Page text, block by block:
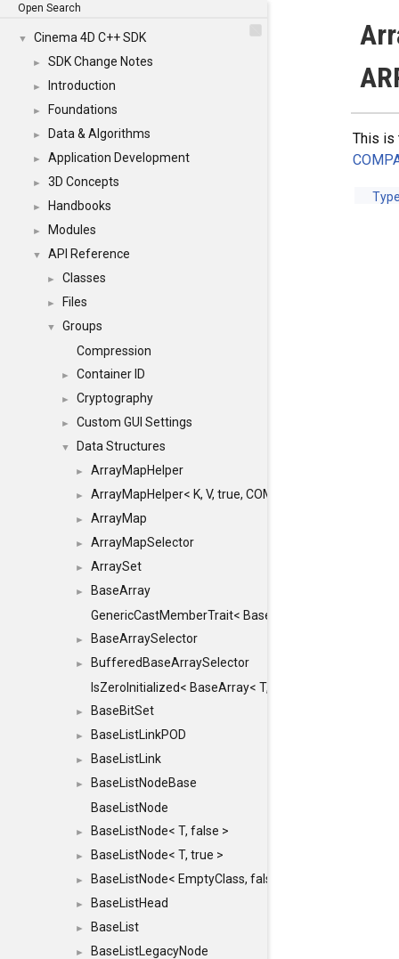
Open Search
▼ Cinema 4D C++ SDK
► SDK Change Notes
► Introduction
► Foundations
► Data & Algorithms
► Application Development
► 3D Concepts
► Handbooks
► Modules
▼ API Reference
► Classes
► Files
▼
Groups
Compression
► Container ID
► Cryptography
► Custom GUI Settings
▼ Data Structures
► ArrayMapHelper
► ArrayMapHelper< K, V, true, COMPARE, ARRAY >
► ArrayMap
► ArrayMapSelector
► ArraySet
►
BaseArray
GenericCastMemberTrait< BaseArray< TO >,
► BaseArraySelector
►
BufferedBaseArraySelector
IsZeroInitialized< BaseArray< T, MINCHUNKSIZE,
► BaseBitSet
► BaseListLinkPOD
► BaseListLink
►
BaseListNodeBase
BaseListNode
► BaseListNode< T, false >
► BaseListNode< T, true >
► BaseListNode< EmptyClass, false >
► BaseListHead
► BaseList
► BaseListLegacyNode
This